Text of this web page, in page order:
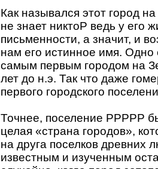
Как назывался этот город
не знает никтоP ведь у его
письменности, а значит, и
нам его истинное имя. Одно
самым первым городом на
лет до н.э. Так что даже
первого городского
Точнее, поселение PPPPP
целая «страна городов»,
на друга поселков древних
известным и изученным